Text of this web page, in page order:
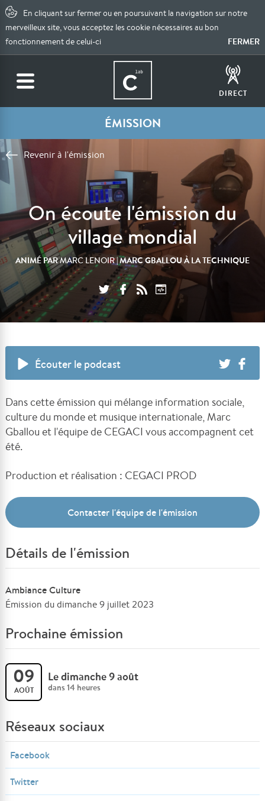
En cliquant sur fermer ou en poursuivant la navigation sur notre
merveilleux site, vous acceptez les cookie nécessaires au bon
fonctionnement de celui-ci
FERMER
DIRECT
ÉMISSION
Revenir à l'émission
On écoute l'émission du
village mondial
ANIMÉ PARMARC LENOIR| MARC GBALLOU À LA TECHNIQUE
Écouter le podcast
Dans cette émission qui mélange information sociale,
culture du monde et musique internationale, Marc
Gballou et l'équipe de CEGACI vous accompagnent cet
été.
Production et réalisation : CEGACI PROD
Contacter l'équipe de l'émission
Détails de l'émission
Ambiance Culture
Émission du dimanche 9 juillet 2023
Prochaine émission
09
AOÛT
Le dimanche 9 août
dans 14 heures
Réseaux sociaux
Facebook
Twitter